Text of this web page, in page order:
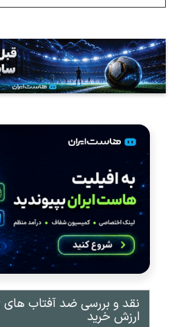
نقد و بررسی ضد آفتاب های
ارزش خرید